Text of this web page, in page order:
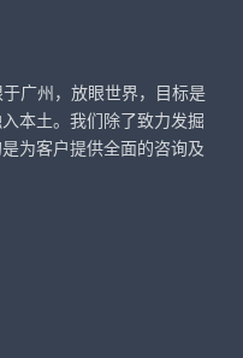
广州，放眼世界，目标是
本土。我们除了致力发掘
为客户提供全面的咨询及